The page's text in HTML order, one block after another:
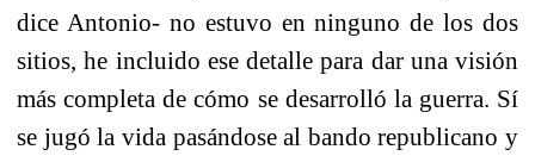
dice Antonio- no estuvo en ninguno de los dos
sitios, he incluido ese detalle para dar una visión
más completa de cómo se desarrolló la guerra. Sí
se jugó la vida pasándose al bando republicano y